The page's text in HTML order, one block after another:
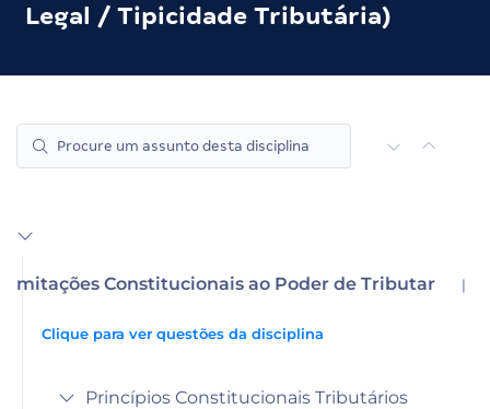
Legal / Tipicidade Tributária)
Limitações Constitucionais ao Poder de Tributar |
Clique para ver questões da disciplina
Princípios Constitucionais Tributários